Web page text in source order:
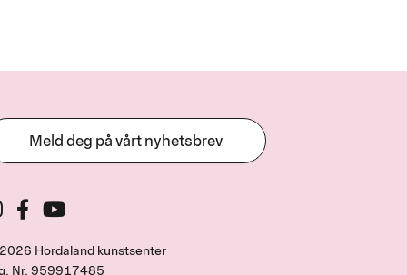
Meld deg på vårt nyhetsbrev
Hordaland kunstsenter
Nr. 959917485